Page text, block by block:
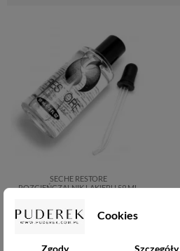
Cookies
Zgody Szczegóły
SECHE RESTORE
ROZCIEŃCZALNIK LAKIERU 59 ML